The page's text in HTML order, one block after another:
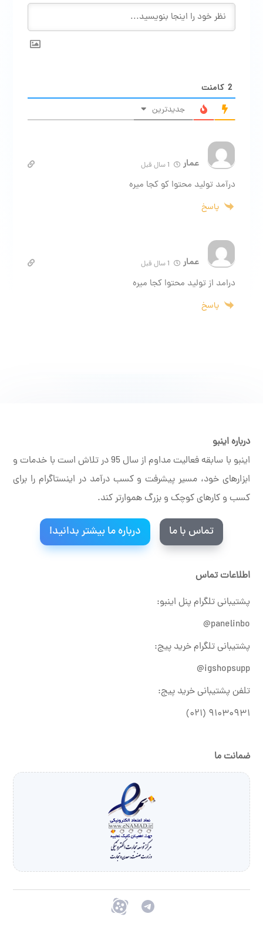
2 کامنت
جدیدترین
عمار
درآمد تولید محتوا کو کجا میره
پاسخ
عمار
درامد از تولید محتوا کجا میره
پاسخ
درباره اینبو
اینبو با سابقه فعالیت مداوم از سال 95 در تلاش است با خدمات و
ابزارهای خود، مسیر پیشرفت و کسب درآمد در اینستاگرام را برای
کسب و کارهای کوچک و بزرگ هموارتر کند.
تماس با ما درباره ما بیشتر بدانید!
اطلاعات تماس
پشتیبانی تلگرام پنل اینبو:
panelinbo@
پشتیبانی تلگرام خرید پیج:
igshopsupp@
تلفن پشتیبانی خرید پیج:
۹۱۰۳۰۹۳۱ (۰۲۱)
ضمانت ما